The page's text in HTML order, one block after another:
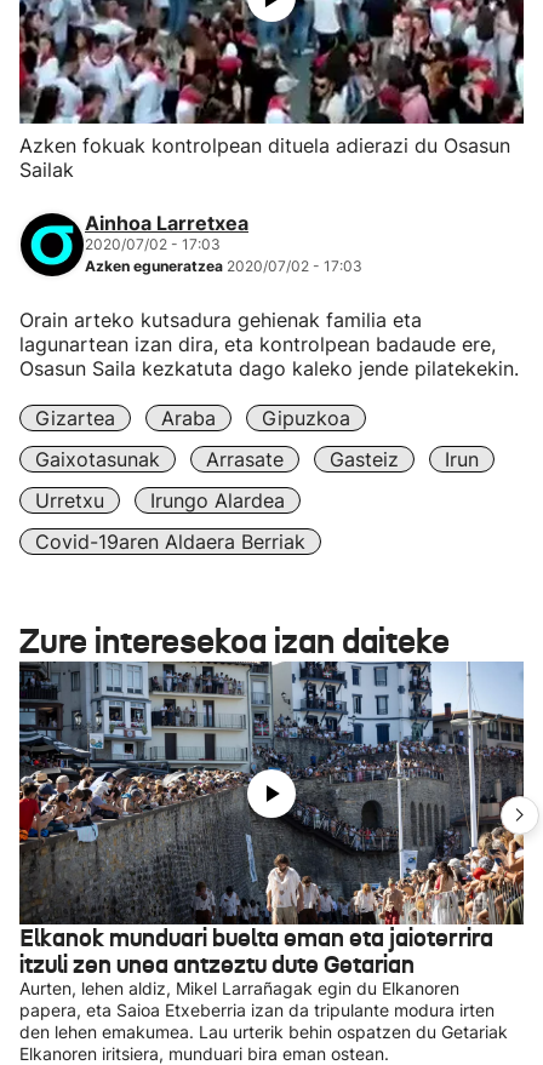
Azken fokuak kontrolpean dituela adierazi du Osasun
Sailak
Ainhoa Larretxea
2020/07/02 - 17:03
Azken eguneratzea 2020/07/02 - 17:03
Orain arteko kutsadura gehienak familia eta
lagunartean izan dira, eta kontrolpean badaude ere,
Osasun Saila kezkatuta dago kaleko jende pilatekekin.
Gizartea Araba
Gipuzkoa
Gaixotasunak
Arrasate Gasteiz
Irun
Urretxu
Irungo Alardea
Covid-19aren Aldaera Berriak
Zure interesekoa izan daiteke
Elkanok munduari buelta eman eta jaioterrira
itzuli zen unea antzeztu dute Getarian
Aurten, lehen aldiz, Mikel Larrañagak egin du Elkanoren
papera, eta Saioa Etxeberria izan da tripulante modura irten
den lehen emakumea. Lau urterik behin ospatzen du Getariak
Elkanoren iritsiera, munduari bira eman ostean.